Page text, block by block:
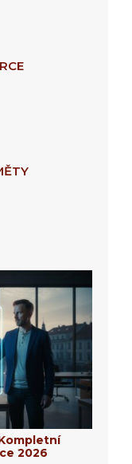
2026